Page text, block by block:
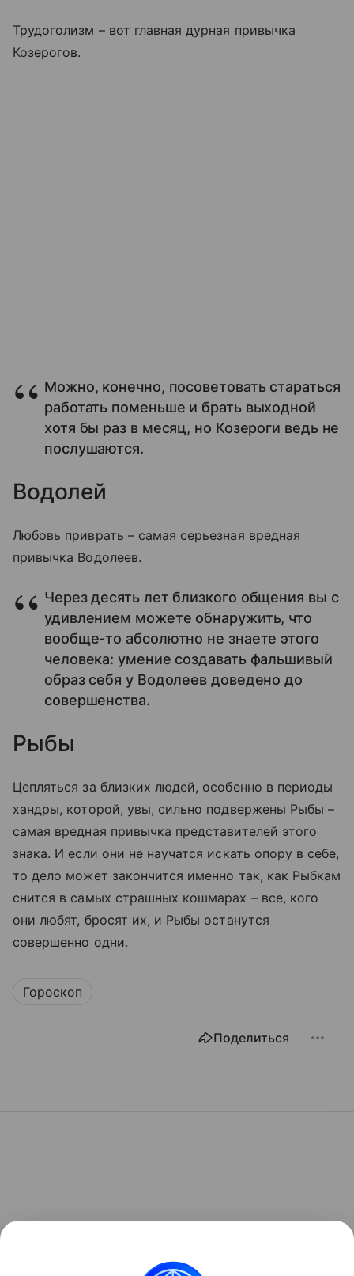
Трудоголизм – вот главная дурная привычка
Козерогов.
Можно, конечно, посоветовать стараться
работать поменьше и брать выходной
хотя бы раз в месяц, но Козероги ведь не
послушаются.
Водолей
Любовь приврать – самая серьезная вредная
привычка Водолеев.
Через десять лет близкого общения вы с
удивлением можете обнаружить, что
вообще-то абсолютно не знаете этого
человека: умение создавать фальшивый
образ себя у Водолеев доведено до
совершенства.
Рыбы
Цепляться за близких людей, особенно в периоды
хандры, которой, увы, сильно подвержены Рыбы –
самая вредная привычка представителей этого
знака. И если они не научатся искать опору в себе,
то дело может закончится именно так, как Рыбкам
снится в самых страшных кошмарах – все, кого
они любят, бросят их, и Рыбы останутся
совершенно одни.
Гороскоп
Поделиться